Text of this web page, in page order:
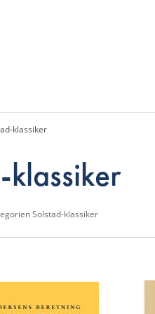
klassiker
klassiker
Solstad-klassiker